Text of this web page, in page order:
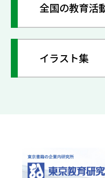
全国の教育活
イラスト集